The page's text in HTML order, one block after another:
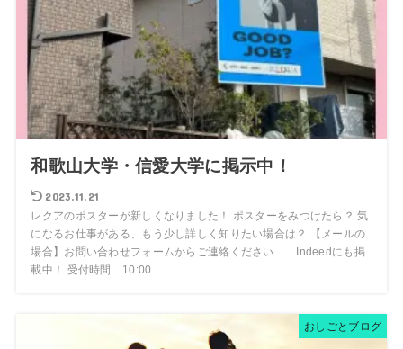
和歌山大学・信愛大学に掲示中！
2023.11.21
レクアのポスターが新しくなりました！ ポスターをみつけたら？ 気
になるお仕事がある、もう少し詳しく知りたい場合は？ 【メールの
場合】お問い合わせフォームからご連絡ください Indeedにも掲
載中！ 受付時間 10:00...
おしごとブログ